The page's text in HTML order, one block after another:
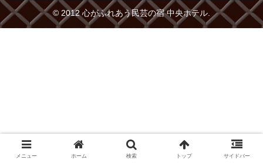
© 2012 心がふれあう民芸の宿 中央ホテル.
メニュー ホーム 検索 トップ サイドバー